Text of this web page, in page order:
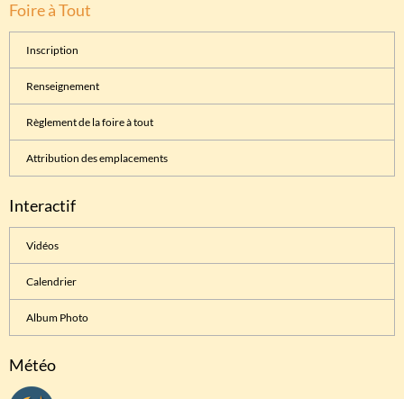
Foire à Tout
Inscription
Renseignement
Règlement de la foire à tout
Attribution des emplacements
Interactif
Vidéos
Calendrier
Album Photo
Météo